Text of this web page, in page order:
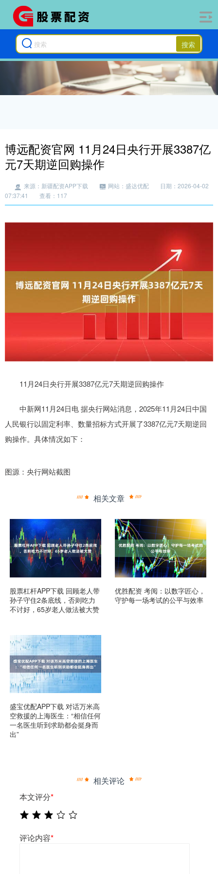
搜索
博远配资官网 11月24日央行开展3387亿
元7天期逆回购操作
来源：新疆配资APP下载 网站：盛达优配
日期：2026-04-02
07:37:41
查看：117
11月24日央行开展3387亿元7天期逆回购操作
中新网11月24日电 据央行网站消息，2025年11月24日中国
人民银行以固定利率、数量招标方式开展了3387亿元7天期逆回
购操作。具体情况如下：
图源：央行网站截图
相关文章
股票杠杆APP下载 回顾老人带
孙子守住2条底线，否则吃力
不讨好，65岁老人做法被大赞
优胜配资 考阅：以数字匠心，
守护每一场考试的公平与效率
盛宝优配APP下载 对话万米高
空救援的上海医生：“相信任何
一名医生听到求助都会挺身而
出”
相关评论
本文评分*
评论内容*